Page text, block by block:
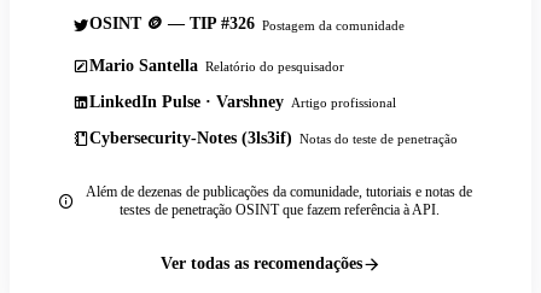
OSINT 🪙 — TIP #326 Postagem da comunidade
Mario Santella Relatório do pesquisador
LinkedIn Pulse · Varshney Artigo profissional
Cybersecurity-Notes (3ls3if) Notas do teste de penetração
Além de dezenas de publicações da comunidade, tutoriais e notas de
testes de penetração OSINT que fazem referência à API.
Ver todas as recomendações